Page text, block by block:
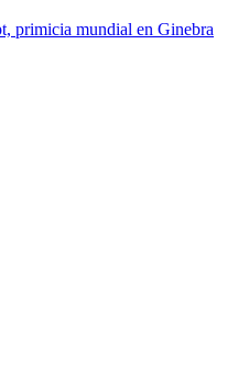
primicia mundial en Ginebra